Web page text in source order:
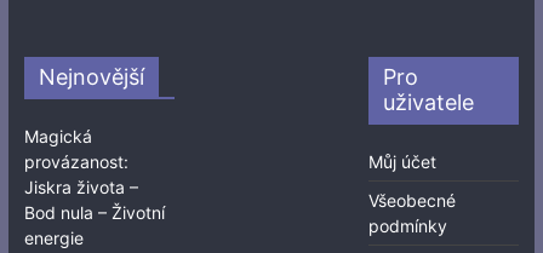
Nejnovější
Magická
provázanost:
Jiskra života –
Bod nula – Životní
energie
Pro
uživatele
Můj účet
Všeobecné
podmínky